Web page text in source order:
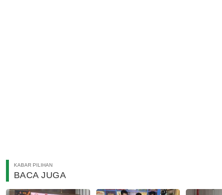
KABAR PILIHAN
BACA JUGA